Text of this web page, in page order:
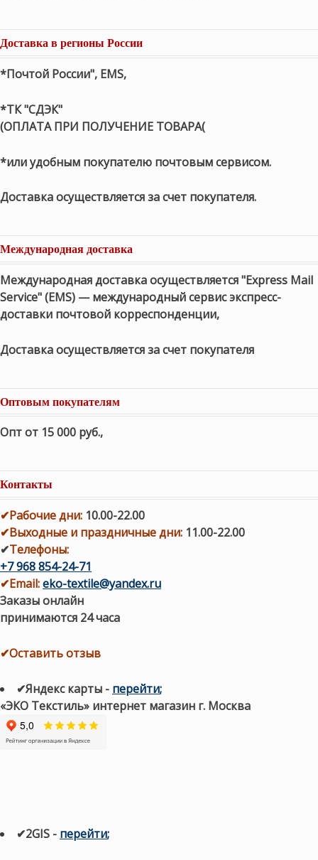
Доставка в регионы России
*Почтой России", EMS,
*ТК "СДЭК"
(ОПЛАТА ПРИ ПОЛУЧЕНИЕ ТОВАРА(
*или удобным покупателю почтовым сервисом.
Доставка осуществляется за счет покупателя.
Международная доставка
Международная доставка осуществляется "Express Mail
Service" (EMS) — международный сервис экспресс-
доставки почтовой корреспонденции,
Доставка осуществляется за счет покупателя
Оптовым покупателям
Опт от 15 000 руб.,
Контакты
✔Рабочие дни: 10.00-22.00
✔Выходные и праздничные дни: 11.00-22.00
✔Телефоны:
+7 968 854-24-71
✔Email:eko-textile@yandex.ru
Заказы онлайн
принимаются 24 часа
✔Оставить отзыв
✔Яндекс карты - перейти;
«ЭКО Текстиль» интернет магазин г. Москва
✔2GIS - перейти;